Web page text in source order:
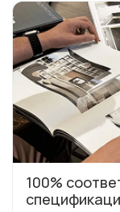
100%